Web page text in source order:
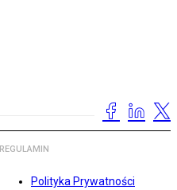
REGULAMIN
Polityka Prywatności